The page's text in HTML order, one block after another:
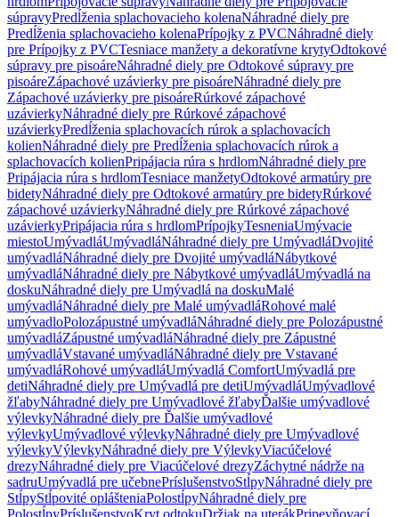
súpravyPredĺženia splachovacieho kolenaNáhradné diely pre
Predĺženia splachovacieho kolenaPrípojky z PVCNáhradné diely
pre Prípojky z PVCTesniace manžety a dekoratívne krytyOdtokové
súpravy pre pisoáreNáhradné diely pre Odtokové súpravy pre
pisoáreZápachové uzávierky pre pisoáreNáhradné diely pre
Zápachové uzávierky pre pisoáreRúrkové zápachové
uzávierkyNáhradné diely pre Rúrkové zápachové
uzávierkyPredĺženia splachovacích rúrok a splachovacích
kolienNáhradné diely pre Predĺženia splachovacích rúrok a
splachovacích kolienPripájacia rúra s hrdlomNáhradné diely pre
Pripájacia rúra s hrdlomTesniace manžetyOdtokové armatúry pre
bidetyNáhradné diely pre Odtokové armatúry pre bidetyRúrkové
zápachové uzávierkyNáhradné diely pre Rúrkové zápachové
uzávierkyPripájacia rúra s hrdlomPrípojkyTesneniaUmývacie
miestoUmývadláUmývadláNáhradné diely pre UmývadláDvojité
umývadláNáhradné diely pre Dvojité umývadláNábytkové
umývadláNáhradné diely pre Nábytkové umývadláUmývadlá na
doskuNáhradné diely pre Umývadlá na doskuMalé
umývadláNáhradné diely pre Malé umývadláRohové malé
umývadloPolozápustné umývadláNáhradné diely pre Polozápustné
umývadláZápustné umývadláNáhradné diely pre Zápustné
umývadláVstavané umývadláNáhradné diely pre Vstavané
umývadláRohové umývadláUmývadlá ComfortUmývadlá pre
detiNáhradné diely pre Umývadlá pre detiUmývadláUmývadlové
žľabyNáhradné diely pre Umývadlové žľabyĎalšie umývadlové
výlevkyNáhradné diely pre Ďalšie umývadlové
výlevkyUmývadlové výlevkyNáhradné diely pre Umývadlové
výlevkyVýlevkyNáhradné diely pre VýlevkyViacúčelové
drezyNáhradné diely pre Viacúčelové drezyZáchytné nádrže na
sadruUmývadlá pre učebnePríslušenstvoStĺpyNáhradné diely pre
StĺpyStĺpovité oplášteniaPolostĺpyNáhradné diely pre
PolostĺpyPríslušenstvoKryt odtokuDržiak na uterákPripevňovací